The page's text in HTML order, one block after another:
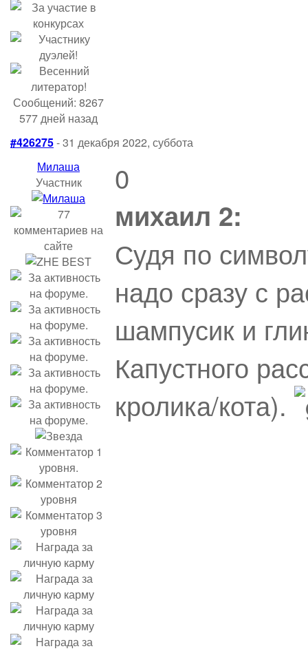
Сообщений: 8267
577 дней назад
#426275- 31 декабря 2022, суббота
Милаша
Участник
0
михаил 2:
Судя по
надо сразу с
шампусик и
Капустного
кролика/кота).